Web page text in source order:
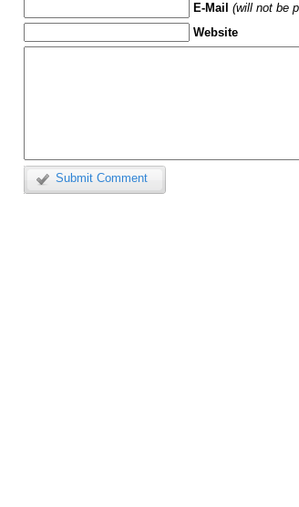
E-Mail(will not be
Website
Submit Comment